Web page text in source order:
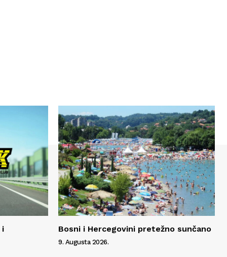
i Bosni i Hercegovini pretežno sunčano
9. Augusta 2026.